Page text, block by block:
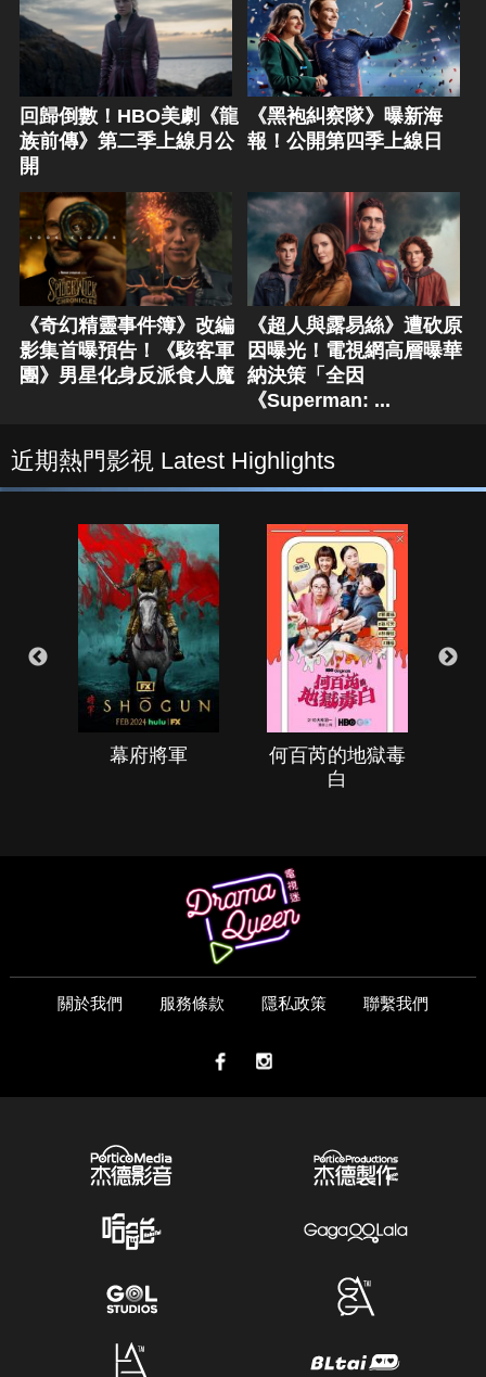
回歸倒數！HBO美劇《龍
族前傳》第二季上線月公
開
《黑袍糾察隊》曝新海
報！公開第四季上線日
《奇幻精靈事件簿》改編
影集首曝預告！《駭客軍
團》男星化身反派食人魔
《超人與露易絲》遭砍原
因曝光！電視網高層曝華
納決策「全因
《Superman: ...
近期熱門影視 Latest Highlights
幕府將軍
何百芮的地獄毒
白
關於我們 服務條款 隱私政策 聯繫我們